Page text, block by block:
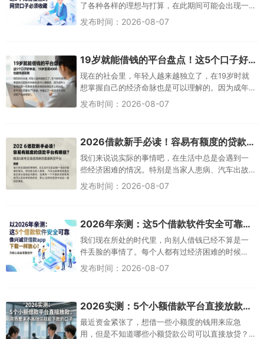
了各种各样的理想与打算，在此期间可能会出现一
些关于金钱的问题。但是不要着急了，在线有很多
为年轻人提供小额信贷服务的地方，他们的条件比
发布时间：2026-08-07
19岁就能借钱的平台盘点！这5个口子好申请，19岁急用4000也能快速到账
现在的社会里，年轻人越来越独立了，在19岁时就
想掌握自己的经济命脉也是可以理解的。因为成年
人世界里的第一件事就是获得经济上的自由。很多
平台已经看到了这个机会，并且推出了一些适合年
题。这样既方便了人们的生活也使年轻一代
发布时间：2026-08-07
2026借款新手必读！容易有额度的贷款平台有哪些？精选5家专注高效周转的靠谱网贷平台
我们来说说实际的事情吧，在生活中总是会遇到一
些经济困难的情况。特别是当家人患病、汽车出故
障或者是做生意出现资金问题时，如果有一个可靠
的贷款机构可以及时提供帮助的话，那么这将会是
款平台很多，但是能够轻易放贷并且放款
发布时间：2026-08-07
2026年亲测：这5个借款软件安全可靠，像兴诚贷借款app下载一样放心！
我们现在所处的时代里，向别人借钱已经不算是一
件丢脸的事情了。每个人都有过经济困难的时候
吧！就是说要借得很清楚很明白，并且是合法合规
地去借。目前市场上各种借款APP数不胜数，但是能
发布时间：2026-08-07
2026实测：5个小额借款平台直接放款，资质要求不高微信就能下款的口子
最近资金紧张了，想借一些小额度的钱用来应急
用，但是不知道哪些小额贷款公司可以直接放贷？